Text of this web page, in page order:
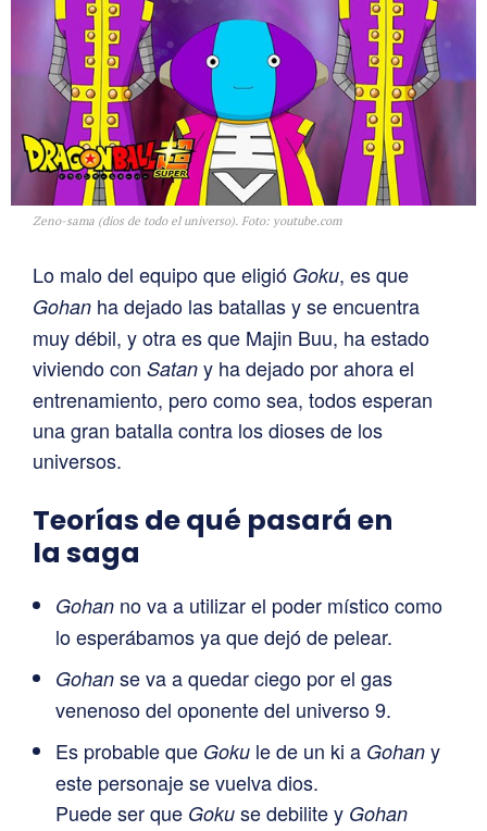
Zeno-sama (dios de todo el universo). Foto: youtube.com
Lo malo del equipo que eligió Goku, es que
Gohan ha dejado las batallas y se encuentra
muy débil, y otra es que Majin Buu, ha estado
viviendo con Satan y ha dejado por ahora el
entrenamiento, pero como sea, todos esperan
una gran batalla contra los dioses de los
universos.
Teorías de qué pasará en
la saga
Gohan no va a utilizar el poder místico como
lo esperábamos ya que dejó de pelear.
Gohan se va a quedar ciego por el gas
venenoso del oponente del universo 9.
Es probable que Goku le de un ki a Gohan y
este personaje se vuelva dios.
Puede ser que Goku se debilite y Gohan